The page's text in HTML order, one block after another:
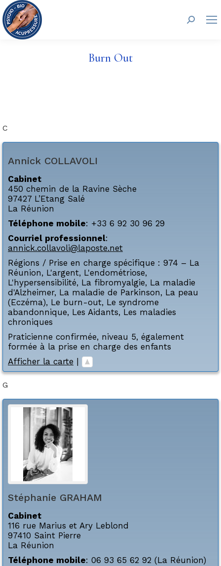
Burn Out
C
Annick COLLAVOLI
Cabinet
450 chemin de la Ravine Sèche
97427 L’Etang Salé
La Réunion
Téléphone mobile: +33 6 92 30 96 29
Courriel professionnel:
annick.collavoli@laposte.net
Régions / Prise en charge spécifique : 974 – La
Réunion, L'argent, L'endométriose,
L'hypersensibilité, La fibromyalgie, La maladie
d'Alzheimer, La maladie de Parkinson, La peau
(Eczéma), Le burn-out, Le syndrome
abandonnique, Les Aidants, Les maladies
chroniques
Praticienne confirmée, niveau 5, également
formée à la prise en charge des enfants
Afficher la carte |
G
Stéphanie GRAHAM
Cabinet
116 rue Marius et Ary Leblond
97410 Saint Pierre
La Réunion
Téléphone mobile: 06 93 65 62 92 (La Réunion)